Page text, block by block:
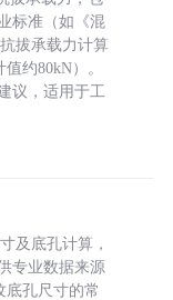
标准（如《混
拔承载力计算
约80kN）。
议，适用于工
及底孔计算，
专业数据来源
底孔尺寸的常